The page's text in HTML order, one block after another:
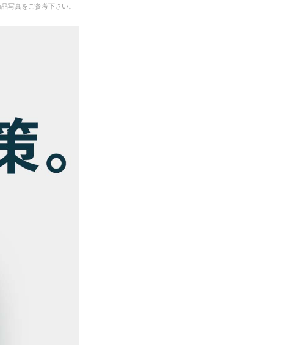
写真をご参考下さい。